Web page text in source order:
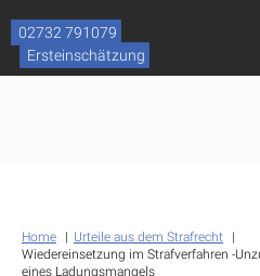
content
02732 791079
Ersteinschätzung
Home
Urteile aus dem Strafrecht
Wiedereinsetzung im Strafverfahren -
eines Ladungsmangels